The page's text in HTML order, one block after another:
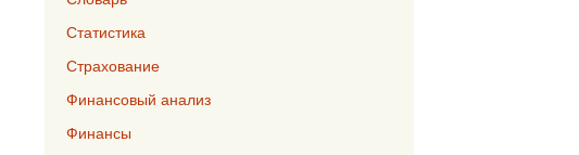
Статистика
Страхование
Финансовый анализ
Финансы